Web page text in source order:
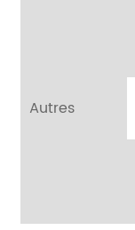
Autres